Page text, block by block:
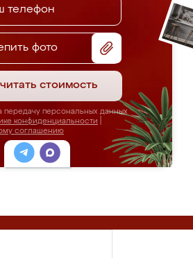
фото
стоимость
передачу персональных данных
конфиденциальности
соглашению